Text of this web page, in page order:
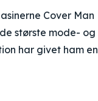
Cover Man
største mode- og
har givet ham en